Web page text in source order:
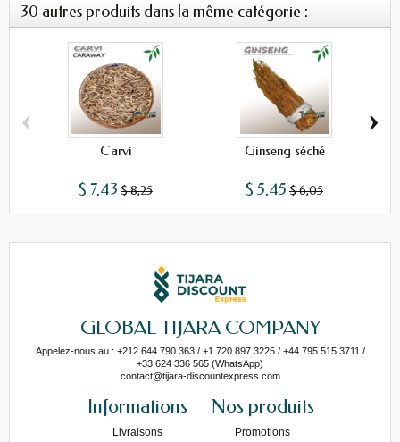
30 autres produits dans la même catégorie :
Carvi
$ 7,43 $ 8,25
Ginseng séché
$ 5,45 $ 6,05
‹ ›
GLOBAL TIJARA COMPANY
Appelez-nous au : +212 644 790 363 / +1 720 897 3225 / +44 795 515 3711 /
+33 624 336 565 (WhatsApp)
contact@tijara-discountexpress.com
Informations
Livraisons
Nos produits
Promotions